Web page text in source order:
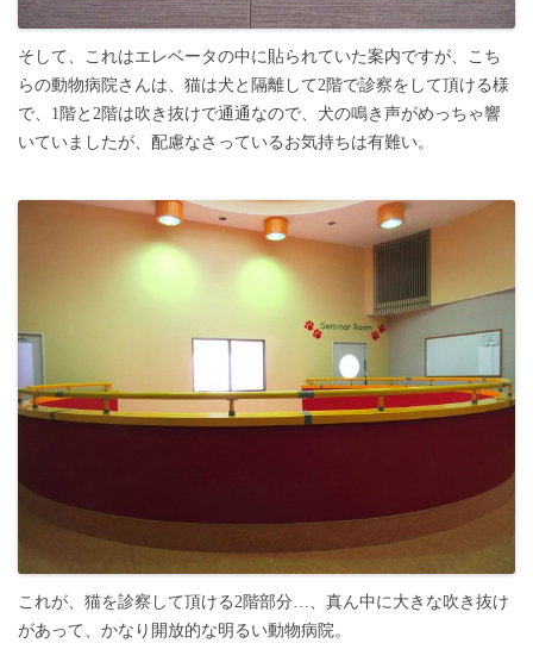
そして、これはエレベータの中に貼られていた案内ですが、こち
らの動物病院さんは、猫は犬と隔離して2階で診察をして頂ける様
で、1階と2階は吹き抜けで通通なので、犬の鳴き声がめっちゃ響
いていましたが、配慮なさっているお気持ちは有難い。
これが、猫を診察して頂ける2階部分…、真ん中に大きな吹き抜け
があって、かなり開放的な明るい動物病院。